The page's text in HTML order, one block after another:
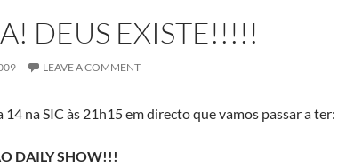
DEUS EXISTE!!!!!
LEAVE A COMMENT
14 na SIC às 21h15 em directo que vamos passar a ter:
DAILY SHOW!!!